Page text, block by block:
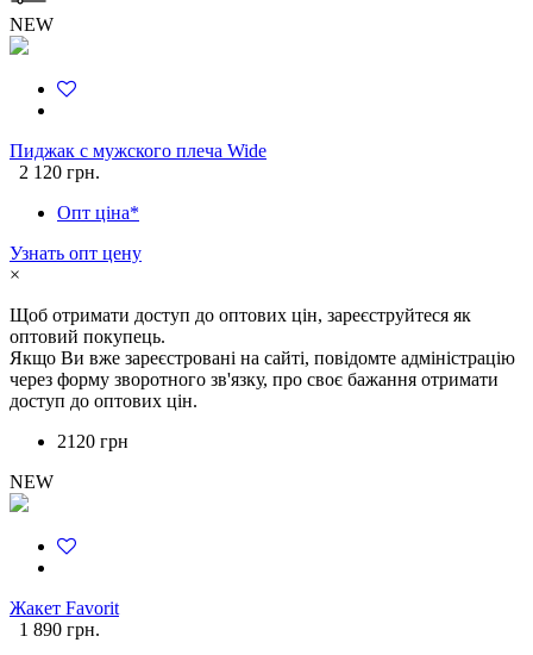
NEW
Пиджак с мужского плеча Wide
2 120 грн.
Опт ціна*
Узнать опт цену
×
Щоб отримати доступ до оптових цін, зареєструйтеся як
оптовий покупець.
Якщо Ви вже зареєстровані на сайті, повідомте адміністрацію
через форму зворотного зв'язку, про своє бажання отримати
доступ до оптових цін.
2120 грн
NEW
Жакет Favorit
1 890 грн.